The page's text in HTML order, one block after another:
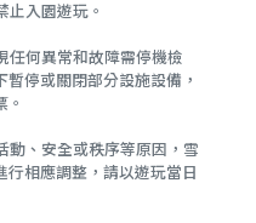
止入園遊玩。
任何異常和故障需停機檢
停或關閉部分設施設備，
動、安全或秩序等原因，雪
相應調整，請以遊玩當日